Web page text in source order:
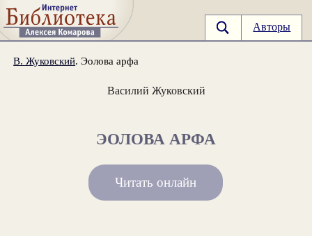
Авторы
В. Жуковский. Эолова арфа
Василий Жуковский
ЭОЛОВА АРФА
Читать онлайн